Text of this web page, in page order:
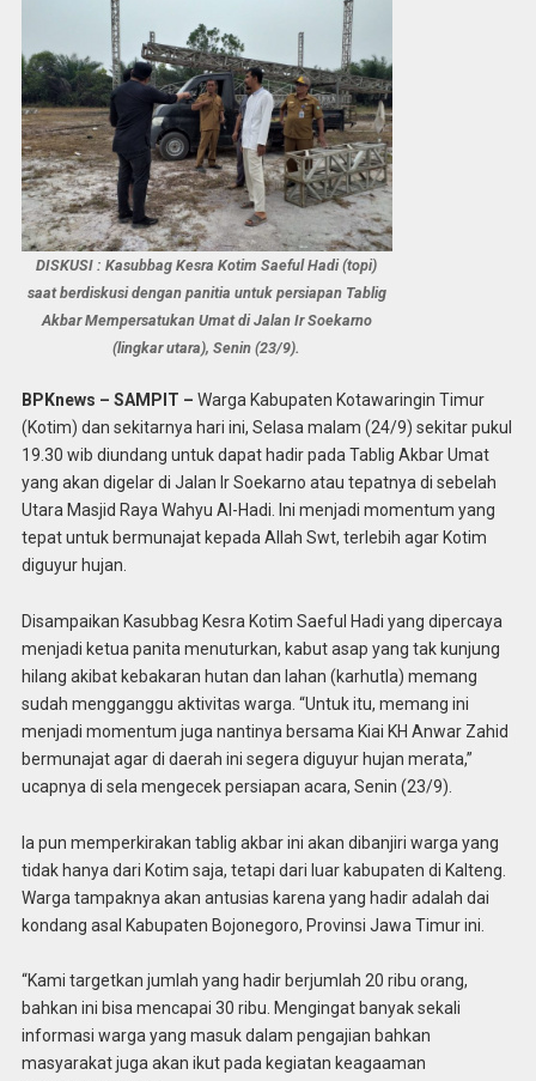
DISKUSI : Kasubbag Kesra Kotim Saeful Hadi (topi)
saat berdiskusi dengan panitia untuk persiapan Tablig
Akbar Mempersatukan Umat di Jalan Ir Soekarno
(lingkar utara), Senin (23/9).
BPKnews – SAMPIT – Warga Kabupaten Kotawaringin Timur
(Kotim) dan sekitarnya hari ini, Selasa malam (24/9) sekitar pukul
19.30 wib diundang untuk dapat hadir pada Tablig Akbar Umat
yang akan digelar di Jalan Ir Soekarno atau tepatnya di sebelah
Utara Masjid Raya Wahyu Al-Hadi. Ini menjadi momentum yang
tepat untuk bermunajat kepada Allah Swt, terlebih agar Kotim
diguyur hujan.
Disampaikan Kasubbag Kesra Kotim Saeful Hadi yang dipercaya
menjadi ketua panita menuturkan, kabut asap yang tak kunjung
hilang akibat kebakaran hutan dan lahan (karhutla) memang
sudah mengganggu aktivitas warga. “Untuk itu, memang ini
menjadi momentum juga nantinya bersama Kiai KH Anwar Zahid
bermunajat agar di daerah ini segera diguyur hujan merata,”
ucapnya di sela mengecek persiapan acara, Senin (23/9).
Ia pun memperkirakan tablig akbar ini akan dibanjiri warga yang
tidak hanya dari Kotim saja, tetapi dari luar kabupaten di Kalteng.
Warga tampaknya akan antusias karena yang hadir adalah dai
kondang asal Kabupaten Bojonegoro, Provinsi Jawa Timur ini.
“Kami targetkan jumlah yang hadir berjumlah 20 ribu orang,
bahkan ini bisa mencapai 30 ribu. Mengingat banyak sekali
informasi warga yang masuk dalam pengajian bahkan
masyarakat juga akan ikut pada kegiatan keagaaman